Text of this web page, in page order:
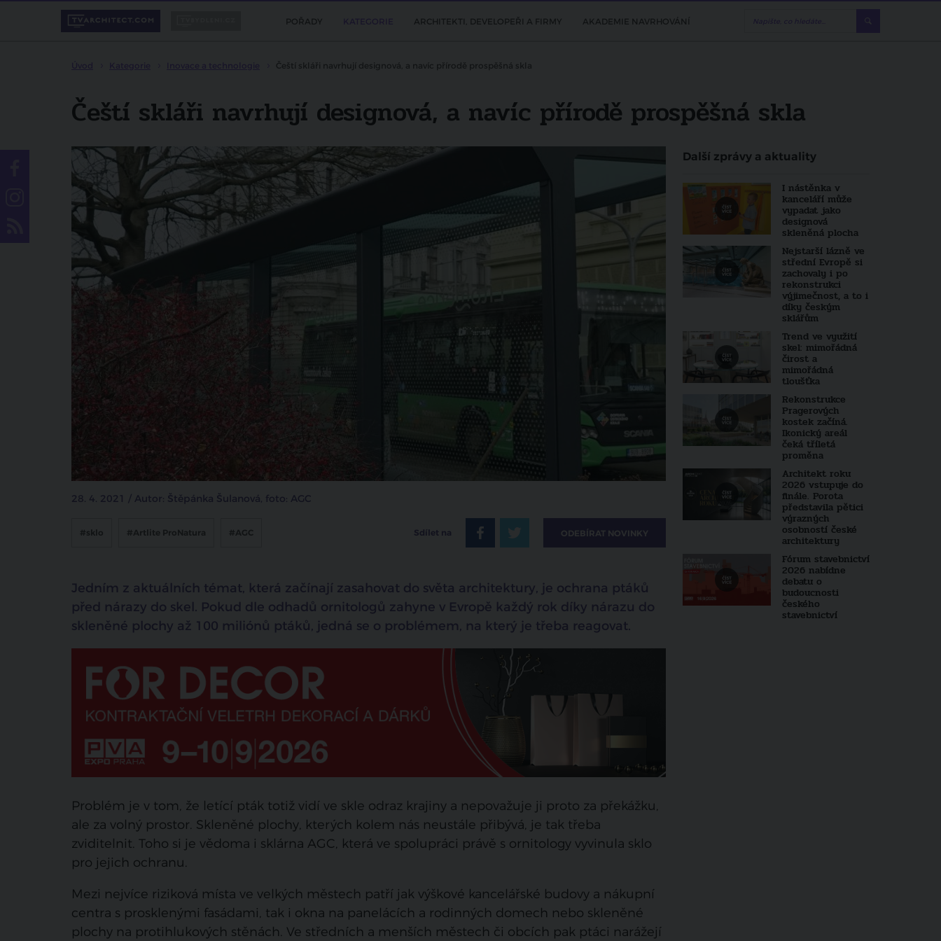
POŘADY ARCHITEKTI, DEVELOPEŘI A FIRMY AKADEMIE NAVRHOVÁNÍ
Čeští skláři navrhují designová, a navíc přírodě prospěšná skla
Čeští skláři navrhují designová, a navíc přírodě prospěšná skla
28. 4. 2021 / Autor: Štěpánka Šulanová, foto: AGC
#sklo #Artlite ProNatura #AGC Sdílet na ODEBÍRAT NOVINKY
Jedním z aktuálních témat, která začínají zasahovat do světa architektury, je ochrana ptáků
před nárazy do skel. Pokud dle odhadů ornitologů zahyne v Evropě každý rok díky nárazu do
skleněné plochy až 100 miliónů ptáků, jedná se o problémem, na který je třeba reagovat.
Problém je v tom, že letící pták totiž vidí ve skle odraz krajiny a nepovažuje ji proto za překážku,
ale za volný prostor. Skleněné plochy, kterých kolem nás neustále přibývá, je tak třeba
zviditelnit. Toho si je vědoma i sklárna AGC, která ve spolupráci právě s ornitology vyvinula sklo
pro jejich ochranu.
Mezi nejvíce riziková místa ve velkých městech patří jak výškové kancelářské budovy a nákupní
centra s prosklenými fasádami, tak i okna na panelácích a rodinných domech nebo skleněné
plochy na protihlukových stěnách. Ve středních a menších městech či obcích pak ptáci narážejí
Další zprávy a aktuality
I nástěnka v
kanceláří může
vypadat jako
designová
skleněná plocha
Nejstarší lázně ve
střední Evropě si
zachovaly i po
rekonstrukci
výjimečnost, a to i
díky českým
sklářům
Trend ve využití
skel: mimořádná
čirost a
mimořádná
tloušťka
Rekonstrukce
Pragerových
kostek začíná.
Ikonický areál
čeká tříletá
proměna
Architekt roku
2026 vstupuje do
finále. Porota
představila pětici
výrazných
osobností české
architektury
Fórum stavebnictví
2026 nabídne
debatu o
budoucnosti
českého
stavebnictví